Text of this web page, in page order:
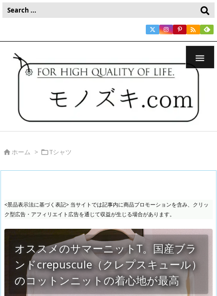


ホーム > Tシャツ
<景品表示法に基づく表記> 当サイトでは記事内に商品プロモーションを含み、クリッ
ク型広告・アフィリエイト広告を通じて収益が生じる場合があります。
オススメのサマーニットT。国産ブラ
ンドcrepuscule（クレプスキュール）
のコットンニットの着心地が最高